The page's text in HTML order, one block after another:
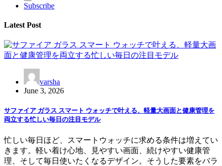
Subscribe
Latest Post
varsha
June 3, 2026
サファイア ガラス スマート ウォッチで叶える、軽量大画面と健康管理を
両立する忙しい毎日の注目モデル
忙しい毎日ほど、スマートウォッチに求める条件は増えてい
きます。軽い着け心地、見やすい画面、続けやすい健康管
理、そして毎日使いたくなるデザイン。そうした要素をバラ